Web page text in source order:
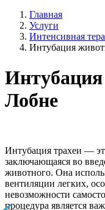
Главная
Услуги
Интенсивная
Интубация
Лобне
Интубация трахеи —
заключающаяся во
животного. Она
вентиляции легких,
невозможности
процедура является